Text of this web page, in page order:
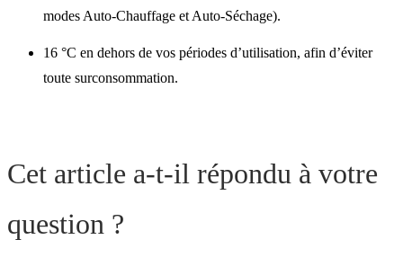
modes Auto-Chauffage et Auto-Séchage).
16 °C en dehors de vos périodes d’utilisation, afin d’éviter
toute surconsommation.
Cet article a-t-il répondu à votre
question ?